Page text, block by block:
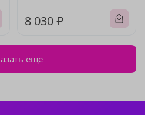
8 030 ₽
ещё